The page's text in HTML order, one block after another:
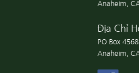
Anaheim,
Địa Chỉ
PO Box 4568
Anaheim,